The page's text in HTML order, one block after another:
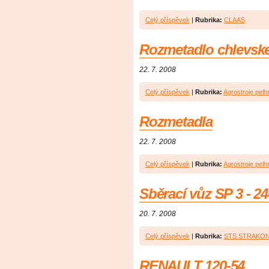
Celý příspěvek | Rubrika: CLAAS
Rozmetadlo
22. 7. 2008
Celý příspěvek | Rubrika: Agrostroje
Rozmetadla
22. 7. 2008
Celý příspěvek | Rubrika: Agrostroje
Sběrací vůz SP 3 -
20. 7. 2008
Celý příspěvek | Rubrika: STS